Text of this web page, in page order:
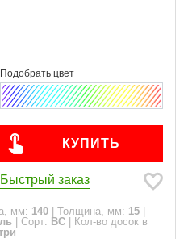
КУПИТЬ
Быстрый заказ
мм: 140 Толщина, мм: 15
Сорт: ВС
Кол-во досок в